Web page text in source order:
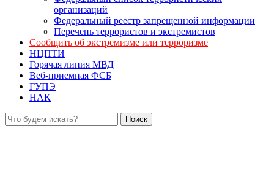
организаций
Федеральный реестр запрещенной информации
Перечень террористов и экстремистов
Сообщить об экстремизме или терроризме
НЦПТИ
Горячая линия МВД
Веб-приемная ФСБ
ГУПЭ
НАК